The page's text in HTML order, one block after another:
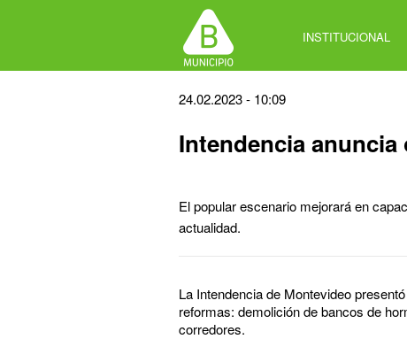
INSTITUCIONAL
Back
top
24.02.2023 - 10:09
Intendencia anuncia
El popular escenario mejorará en
actualidad.
La Intendencia de Montevideo
reformas: demolición de bancos de
corredores.